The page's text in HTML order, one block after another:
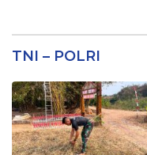
TNI – POLRI